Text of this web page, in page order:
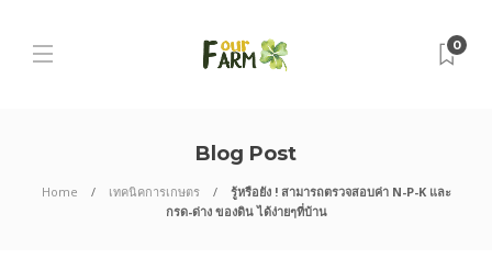
0
Blog Post
Home เทคนิคการเกษตร
รู้หรือยัง ! สามารถตรวจสอบค่า N-P-K และ
กรด-ด่าง ของดิน ได้ง่ายๆที่บ้าน